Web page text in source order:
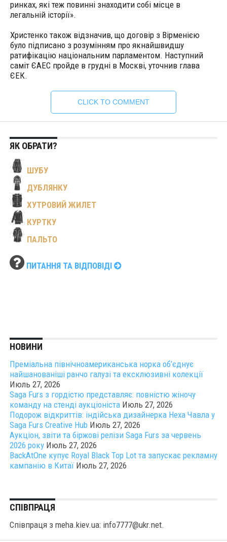
ринках, які теж повинні знаходити собі місце в
легальній історії».
Христенко також відзначив, що договір з Вірменією
було підписано з розумінням про якнайшвидшу
ратифікацію національним парламентом. Наступний
саміт ЄАЕС пройде в грудні в Москві, уточнив глава
ЄЕК.
CLICK TO COMMENT
ЯК ОБРАТИ?
ШУБУ
ДУБЛЯНКУ
ХУТРОВИЙ ЖИЛЕТ
КУРТКУ
ПАЛЬТО
ПИТАННЯ ТА ВІДПОВІДІ
НОВИНИ
Преміальна північноамериканська норка об’єднує
найшанованіші ранчо галузі та ексклюзивні колекції
Июль 27, 2026
Saga Furs з гордістю представляє: повністю жіночу
команду на стенді аукціоніста Июль 27, 2026
Подорож відкриттів: індійська дизайнерка Неха Чавла у
Saga Furs Creative Hub Июль 27, 2026
Аукціон, звіти та біржові релізи Saga Furs за червень
2026 року Июль 27, 2026
BackAtOne купує Royal Black Top Lot та запускає рекламну
кампанію в Китаї Июль 27, 2026
СПІВПРАЦЯ
Співпраця з meha.kiev.ua: info7777@ukr.net.